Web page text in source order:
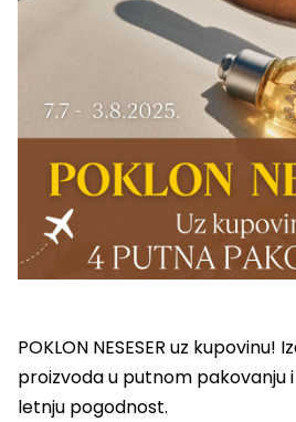
POKLON NESESER uz
proizvoda u putnom pakovanju
letnju pogodnost.